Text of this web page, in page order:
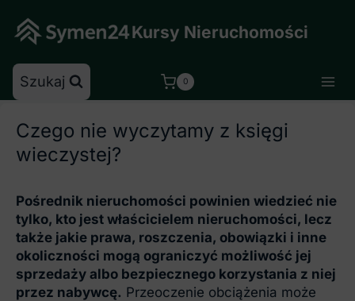
content
Kursy Nieruchomości
Szukaj 0
Czego nie wyczytamy z księgi
wieczystej?
Pośrednik nieruchomości powinien wiedzieć nie
tylko, kto jest właścicielem nieruchomości, lecz
także jakie prawa, roszczenia, obowiązki i inne
okoliczności mogą ograniczyć możliwość jej
sprzedaży albo bezpiecznego korzystania z niej
przez nabywcę. Przeoczenie obciążenia może